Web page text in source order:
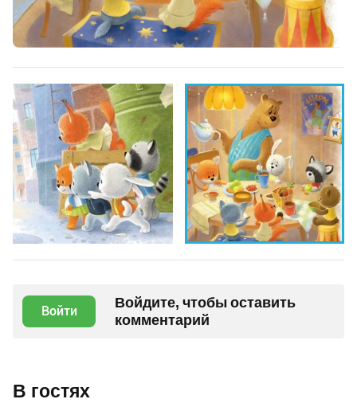
Войти
Войдите, чтобы оставить
комментарий
В гостях